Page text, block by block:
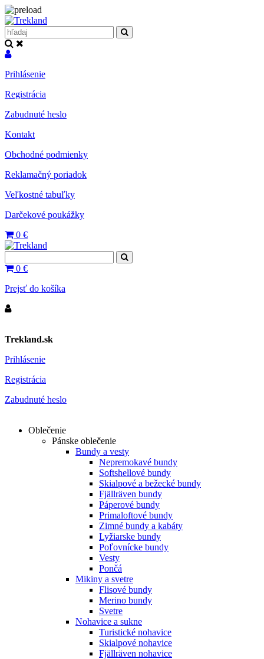
Prihlásenie
Registrácia
Zabudnuté heslo
Kontakt
Obchodné podmienky
Reklamačný poriadok
Veľkostné tabuľky
Darčekové poukážky
0 €
0 €
Prejsť do košíka
Trekland.sk
Prihlásenie
Registrácia
Zabudnuté heslo
Oblečenie
Pánske oblečenie
Bundy a vesty
Nepremokavé bundy
Softshellové bundy
Skialpové a bežecké bundy
Fjällräven bundy
Páperové bundy
Primaloftové bundy
Zimné bundy a kabáty
Lyžiarske bundy
Poľovnícke bundy
Vesty
Pončá
Mikiny a svetre
Flisové bundy
Merino bundy
Svetre
Nohavice a sukne
Turistické nohavice
Skialpové nohavice
Fjällräven nohavice